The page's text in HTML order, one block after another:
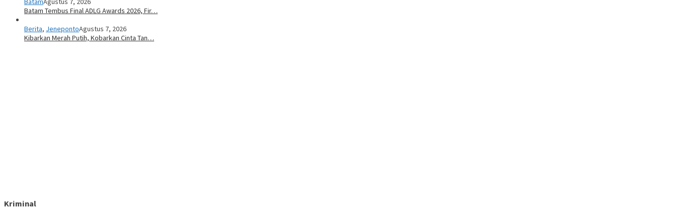
Batam Tembus Final ADLG Awards 2026, Fir…
Berita, JenepontoAgustus 7, 2026
Kibarkan Merah Putih, Kobarkan Cinta Tan…
Kriminal